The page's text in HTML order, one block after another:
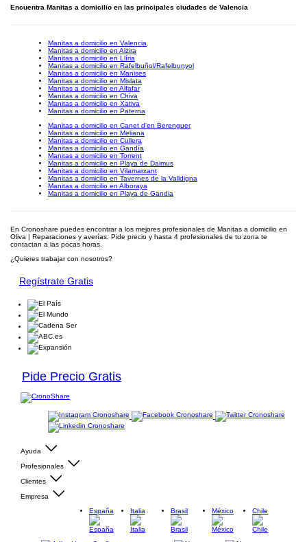
Encuentra Manitas a domicilio en las principales ciudades de Valencia
Manitas a domicilio en Valencia
Manitas a domicilio en Alzira
Manitas a domicilio en Llíria
Manitas a domicilio en Rafelbuñol/Rafelbunyol
Manitas a domicilio en Manises
Manitas a domicilio en Mislata
Manitas a domicilio en Alfafar
Manitas a domicilio en Chiva
Manitas a domicilio en Xativa
Manitas a domicilio en Paterna
Manitas a domicilio en Canet d'en Berenguer
Manitas a domicilio en Meliana
Manitas a domicilio en Cullera
Manitas a domicilio en Gandía
Manitas a domicilio en Torrent
Manitas a domicilio en Playa de Daimus
Manitas a domicilio en Vilamarxant
Manitas a domicilio en Tavernes de la Valldigna
Manitas a domicilio en Alboraya
Manitas a domicilio en Playa de Gandia
En Cronoshare puedes encontrar a los mejores profesionales de Manitas a domicilio en
Oliva | Reparaciones y averías. Pide precio y hasta 4 profesionales de tu zona te
contactan a las pocas horas.
¿Quieres trabajar con nosotros?
Regístrate Gratis
Pide Precio Gratis
Ayuda
Profesionales
Clientes
Empresa
España
Italia Brasil México Chile